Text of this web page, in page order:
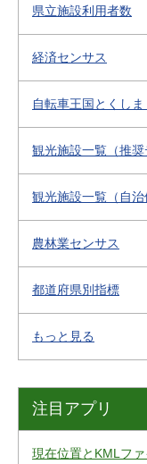
県立施設利用者数
経済センサス
自転車王国とくし
観光施設一覧（推奨
観光施設一覧（自治
農林業センサス
都道府県別指標
もっと見る
注目アプリ
現在位置とKMLフ